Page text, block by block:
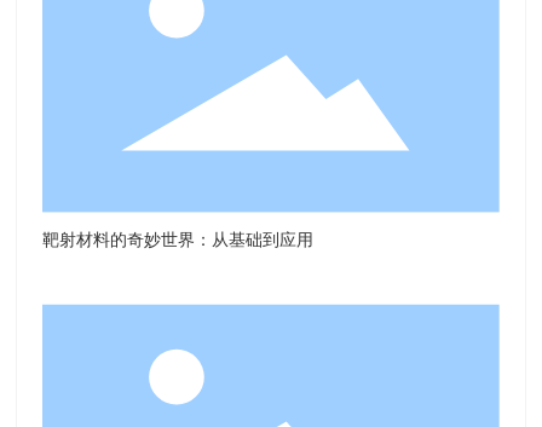
靶射材料的奇妙世界：从基础到应用